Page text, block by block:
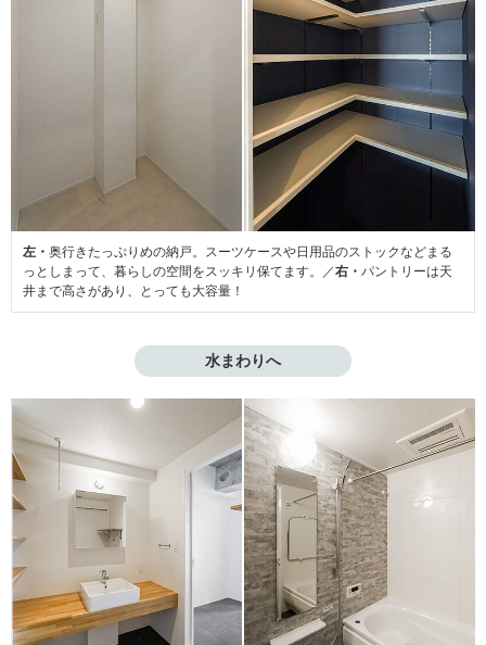
左・ 奥行きたっぷりめの納戸。スーツケースや日用品のストックなどまる
っとしまって、暮らしの空間をスッキリ保てます。／右・ パントリーは天
井まで高さがあり、とっても大容量！
水まわりへ